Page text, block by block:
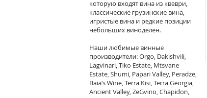
которую входят вина из квеври,
классические грузинские вина,
игристые вина и редкие позиции
небольших виноделен.
Наши любимые винные
производители: Orgo, Dakishvili,
Lagvinari, Tiko Estate, Mtsvane
Estate, Shumi, Papari Valley, Peradze,
Baia’s Wine, Terra Kisi, Terra Georgia,
Ancient Valley, ZeGvino, Chapidon,